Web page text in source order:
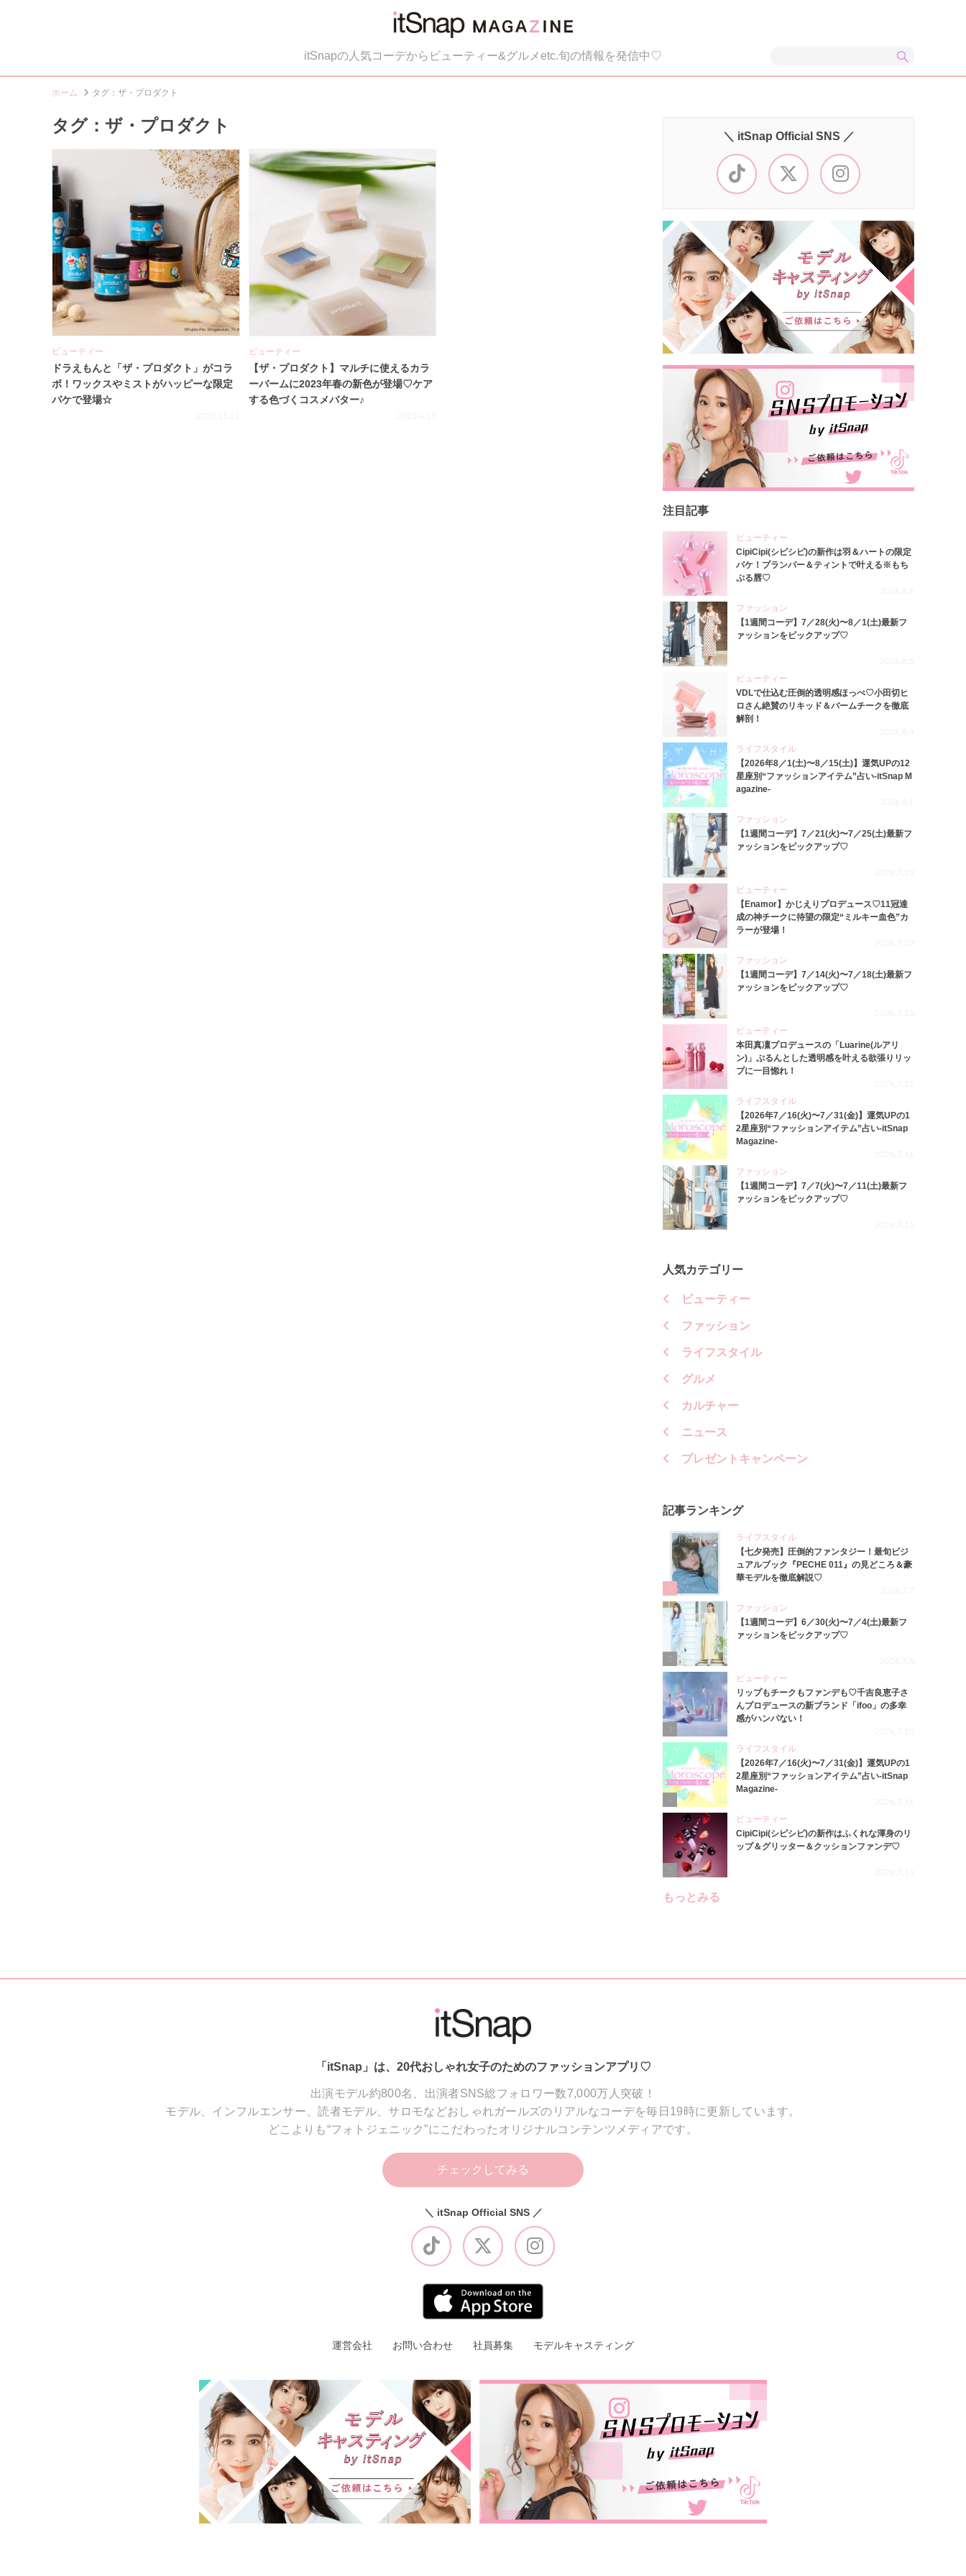
itSnapの人気コーデからビューティー&グルメetc.旬の情報を発信中♡
ホーム タグ：ザ・プロダクト
タグ：ザ・プロダクト
ビューティー
ドラえもんと「ザ・プロダクト」がコラ
ボ！ワックスやミストがハッピーな限定
パケで登場☆
2023.11.21
ビューティー
【ザ・プロダクト】マルチに使えるカラ
ーバームに2023年春の新色が登場♡ケア
する色づくコスメバター♪
2023.4.19
＼ itSnap Official SNS ／
注目記事
ビューティー
CipiCipi(シピシピ)の新作は羽＆ハートの限定
パケ！プランパー＆ティントで叶える※もち
ぷる唇♡
2026.8.6
ファッション
【1週間コーデ】7／28(火)〜8／1(土)最新フ
ァッションをピックアップ♡
2026.8.5
ビューティー
VDLで仕込む圧倒的透明感ほっぺ♡小田切ヒ
ロさん絶賛のリキッド＆バームチークを徹底
解剖！
2026.8.4
ライフスタイル
【2026年8／1(土)〜8／15(土)】運気UPの12
星座別“ファッションアイテム”占い-itSnap M
agazine-
2026.8.1
ファッション
【1週間コーデ】7／21(火)〜7／25(土)最新フ
ァッションをピックアップ♡
2026.7.29
ビューティー
【Enamor】かじえりプロデュース♡11冠達
成の神チークに待望の限定“ミルキー血色”カ
ラーが登場！
2026.7.27
ファッション
【1週間コーデ】7／14(火)〜7／18(土)最新フ
ァッションをピックアップ♡
2026.7.23
ビューティー
本田真凜プロデュースの「Luarine(ルアリ
ン)」ぷるんとした透明感を叶える欲張りリッ
プに一目惚れ！
2026.7.22
ライフスタイル
【2026年7／16(火)〜7／31(金)】運気UPの1
2星座別“ファッションアイテム”占い-itSnap
Magazine-
2026.7.16
ファッション
【1週間コーデ】7／7(火)〜7／11(土)最新フ
ァッションをピックアップ♡
2026.7.15
人気カテゴリー
ビューティー
ファッション
ライフスタイル
グルメ
カルチャー
ニュース
プレゼントキャンペーン
記事ランキング
ライフスタイル
【七夕発売】圧倒的ファンタジー！最旬ビジ
ュアルブック『PECHE 011』の見どころ＆豪
華モデルを徹底解説♡
2026.7.7
ファッション
【1週間コーデ】6／30(火)〜7／4(土)最新フ
ァッションをピックアップ♡
2026.7.8
3
ビューティー
リップもチークもファンデも♡千吉良恵子さ
んプロデュースの新ブランド「ifoo」の多幸
感がハンパない！
2026.7.10
4
ライフスタイル
【2026年7／16(火)〜7／31(金)】運気UPの1
2星座別“ファッションアイテム”占い-itSnap
Magazine-
2026.7.16
ビューティー
CipiCipi(シピシピ)の新作はふくれな渾身のリ
ップ＆グリッター＆クッションファンデ♡
2026.7.14
もっとみる
「itSnap」は、20代おしゃれ女子のためのファッションアプリ♡
出演モデル約800名、出演者SNS総フォロワー数7,000万人突破！
モデル、インフルエンサー、読者モデル、サロモなどおしゃれガールズのリアルなコーデを毎日19時に更新しています。
どこよりも“フォトジェニック”にこだわったオリジナルコンテンツメディアです。
チェックしてみる
＼ itSnap Official SNS ／
運営会社 お問い合わせ 社員募集 モデルキャスティング